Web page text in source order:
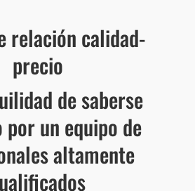
relación calidad-
precio
de saberse
un equipo de
altamente